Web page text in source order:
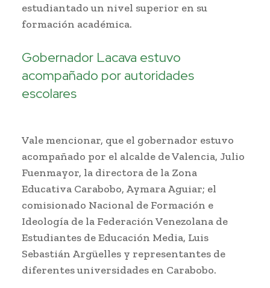
estudiantado un nivel superior en su
formación académica.
Gobernador Lacava estuvo
acompañado por autoridades
escolares
Vale mencionar, que el gobernador estuvo
acompañado por el alcalde de Valencia, Julio
Fuenmayor, la directora de la Zona
Educativa Carabobo, Aymara Aguiar; el
comisionado Nacional de Formación e
Ideología de la Federación Venezolana de
Estudiantes de Educación Media, Luis
Sebastián Argüelles y representantes de
diferentes universidades en Carabobo.